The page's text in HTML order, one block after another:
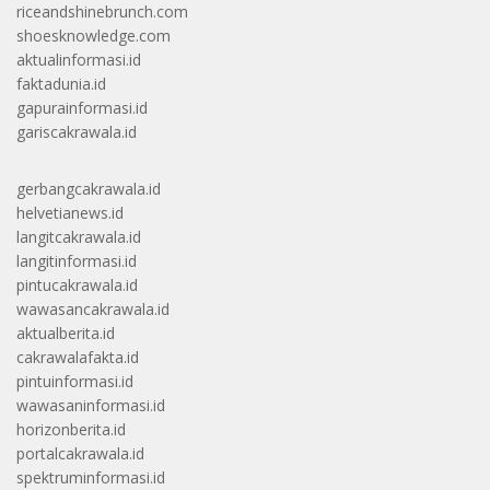
riceandshinebrunch.com
shoesknowledge.com
aktualinformasi.id
faktadunia.id
gapurainformasi.id
gariscakrawala.id
gerbangcakrawala.id
helvetianews.id
langitcakrawala.id
langitinformasi.id
pintucakrawala.id
wawasancakrawala.id
aktualberita.id
cakrawalafakta.id
pintuinformasi.id
wawasaninformasi.id
horizonberita.id
portalcakrawala.id
spektruminformasi.id